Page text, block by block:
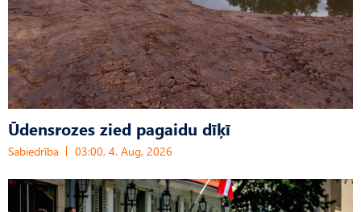
Ūdensrozes zied pagaidu dīķī
Sabiedrība 03:00, 4. Aug, 2026